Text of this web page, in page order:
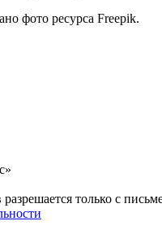
фото ресурса Freepik.
только с